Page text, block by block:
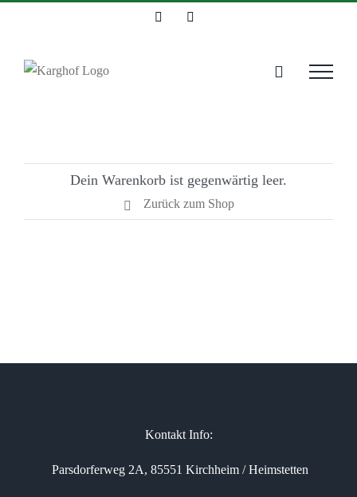
Instagram
Dein Warenkorb ist gegenwärtig leer.
Zurück zum Shop
Kontakt Info:
Parsdorferweg 2A, 85551 Kirchheim / Heimstetten